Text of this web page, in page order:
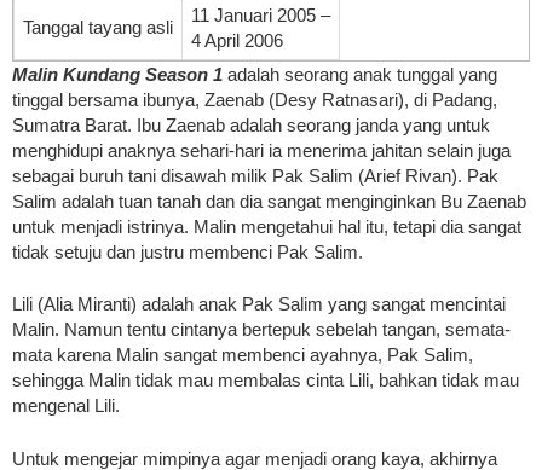
Tanggal tayang asli
11 Januari 2005 –
4 April 2006
Malin Kundang Season 1 adalah seorang anak tunggal yang
tinggal bersama ibunya, Zaenab (Desy Ratnasari), di Padang,
Sumatra Barat. Ibu Zaenab adalah seorang janda yang untuk
menghidupi anaknya sehari-hari ia menerima jahitan selain juga
sebagai buruh tani disawah milik Pak Salim (Arief Rivan). Pak
Salim adalah tuan tanah dan dia sangat menginginkan Bu Zaenab
untuk menjadi istrinya. Malin mengetahui hal itu, tetapi dia sangat
tidak setuju dan justru membenci Pak Salim.
Lili (Alia Miranti) adalah anak Pak Salim yang sangat mencintai
Malin. Namun tentu cintanya bertepuk sebelah tangan, semata-
mata karena Malin sangat membenci ayahnya, Pak Salim,
sehingga Malin tidak mau membalas cinta Lili, bahkan tidak mau
mengenal Lili.
Untuk mengejar mimpinya agar menjadi orang kaya, akhirnya